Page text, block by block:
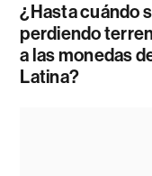
¿Hasta cuándo
perdiendo
a las monedas
Latina?